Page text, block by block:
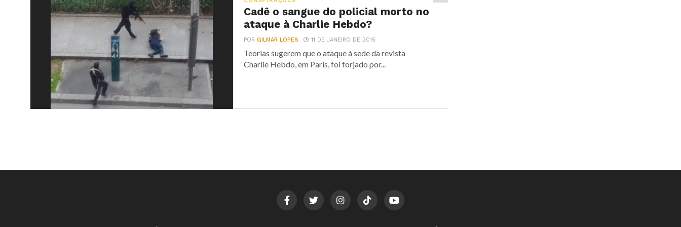
Cadê o sangue do policial morto no
ataque à Charlie Hebdo?
PORGILMAR LOPES 11 DE JANEIRO DE 2015
Teorias sugerem que o ataque à sede da revista
Charlie Hebdo, em Paris, foi forjado por...